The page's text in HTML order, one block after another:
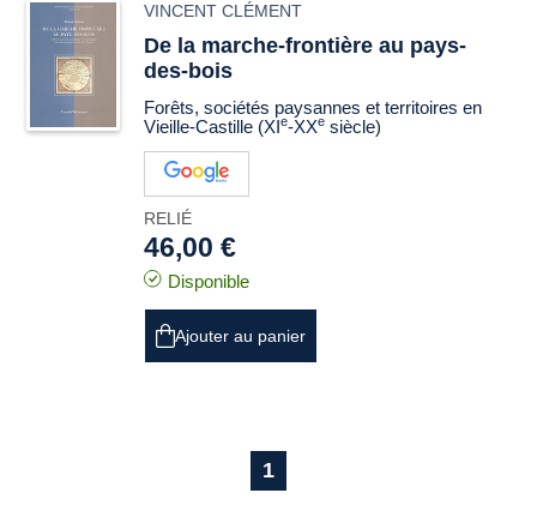
VINCENT CLÉMENT
De la marche-frontière au pays-
des-bois
Forêts, sociétés paysannes et territoires en
Vieille-Castille (XIe-XXe siècle)
RELIÉ
46,00 €
Disponible
Ajouter au panier
1